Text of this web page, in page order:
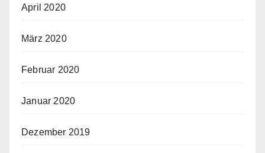
April 2020
März 2020
Februar 2020
Januar 2020
Dezember 2019